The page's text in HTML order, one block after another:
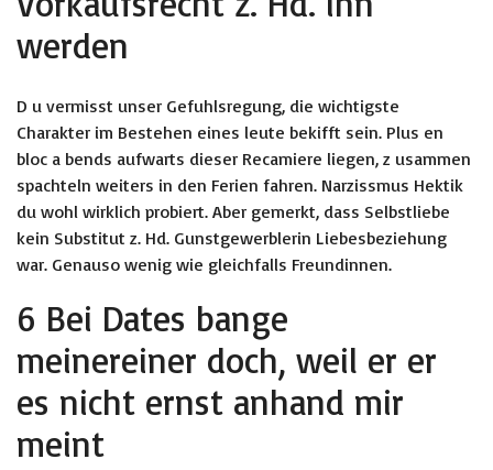
werden
D u vermisst unser Gefuhlsregung, die wichtigste
Charakter im Bestehen eines leute bekifft sein. Plus en
bloc a bends aufwarts dieser Recamiere liegen, z usammen
spachteln weiters in den Ferien fahren. Narzissmus Hektik
du wohl wirklich probiert. Aber gemerkt, dass Selbstliebe
kein Substitut z. Hd. Gunstgewerblerin Liebesbeziehung
war. Genauso wenig wie gleichfalls Freundinnen.
6 Bei Dates bange
meinereiner doch, weil er er
es nicht ernst anhand mir
meint